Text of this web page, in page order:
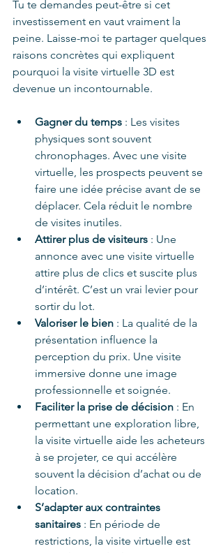
Tu te demandes peut-être si cet
investissement en vaut vraiment la
peine. Laisse-moi te partager quelques
raisons concrètes qui expliquent
pourquoi la visite virtuelle 3D est
devenue un incontournable.
Gagner du temps : Les visites
physiques sont souvent
chronophages. Avec une visite
virtuelle, les prospects peuvent se
faire une idée précise avant de se
déplacer. Cela réduit le nombre
de visites inutiles.
Attirer plus de visiteurs : Une
annonce avec une visite virtuelle
attire plus de clics et suscite plus
d’intérêt. C’est un vrai levier pour
sortir du lot.
Valoriser le bien : La qualité de la
présentation influence la
perception du prix. Une visite
immersive donne une image
professionnelle et soignée.
Faciliter la prise de décision : En
permettant une exploration libre,
la visite virtuelle aide les acheteurs
à se projeter, ce qui accélère
souvent la décision d’achat ou de
location.
S’adapter aux contraintes
sanitaires : En période de
restrictions, la visite virtuelle est